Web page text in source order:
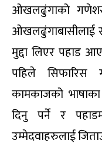
ओखलढुंगाको
ओखलढुंगाबासीलाई
मुद्दा लिएर पहाड
पहिले सिफारिस
कामकाजको
दिनु पर्ने र
उम्मेदवाहरुलाई